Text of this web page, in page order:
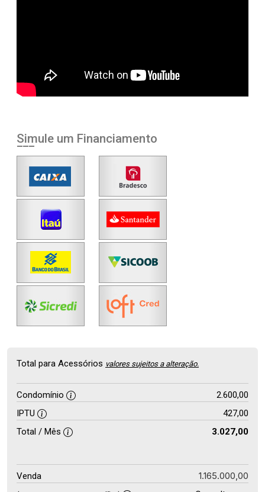
Simule um Financiamento
Total para Acessórios valores sujeitos a alteração.
Condomínio
2.600,00
IPTU
427,00
Total / Mês
3.027,00
Venda 1.165.000,00